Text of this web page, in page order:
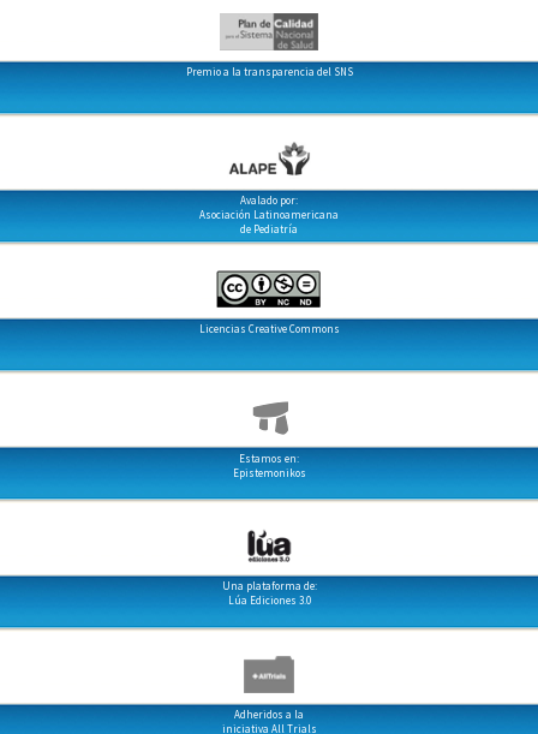
Premio a la transparencia del SNS
Avalado por:
Asociación Latinoamericana
de Pediatría
Licencias Creative Commons
Estamos en:
Epistemonikos
Una plataforma de:
Lúa Ediciones 3.0
Adheridos a la
iniciativa All Trials